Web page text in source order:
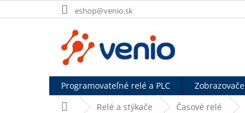
na
eshop@venio.sk
Programovateľné relé a PLC Zobrazovače
DomovRelé a stýkače Časové relé